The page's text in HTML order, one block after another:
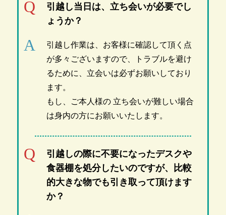
引越し当日は、立ち会いが必要でし
ょうか？
引越し作業は、お客様に確認して頂く点
が多々ございますので、トラブルを避け
るために、立会いは必ずお願いしており
ます。
もし、ご本人様の 立ち会いが難しい場合
は身内の方にお願いいたします。
引越しの際に不要になったデスクや
食器棚を処分したいのですが、比較
的大きな物でも引き取って頂けます
か？